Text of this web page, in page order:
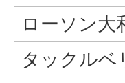
ローソン大
タックルベ